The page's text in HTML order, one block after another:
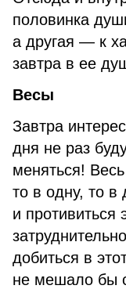
половинка
а другая — к
завтра в ее
Весы
Завтра
дня не раз
меняться!
то в одну, то в
и противиться
добиться в
не мешало бы